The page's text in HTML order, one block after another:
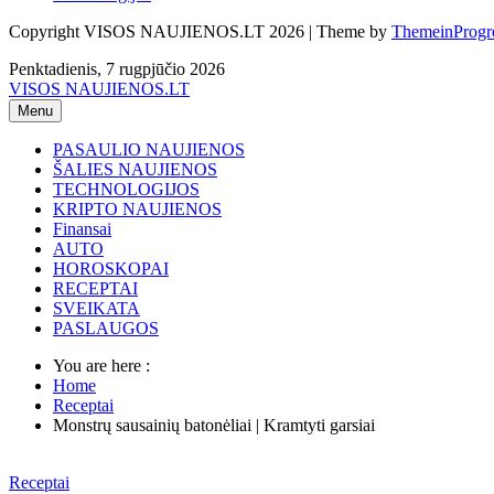
Copyright VISOS NAUJIENOS.LT 2026 | Theme by
Penktadienis, 7 rugpjūčio 2026
VISOS NAUJIENOS.LT
Menu
PASAULIO NAUJIENOS
ŠALIES NAUJIENOS
TECHNOLOGIJOS
KRIPTO NAUJIENOS
Finansai
AUTO
HOROSKOPAI
RECEPTAI
SVEIKATA
PASLAUGOS
You are here :
Home
Receptai
Monstrų sausainių batonėliai | Kramtyti garsiai
Receptai